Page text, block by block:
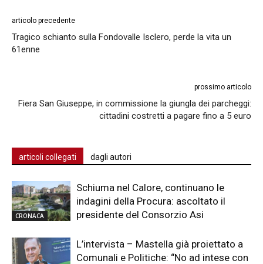
articolo precedente
Tragico schianto sulla Fondovalle Isclero, perde la vita un
61enne
prossimo articolo
Fiera San Giuseppe, in commissione la giungla dei parcheggi:
cittadini costretti a pagare fino a 5 euro
articoli collegati dagli autori
CRONACA
Schiuma nel Calore, continuano le
indagini della Procura: ascoltato il
presidente del Consorzio Asi
L’intervista – Mastella già proiettato a
Comunali e Politiche: “No ad intese con